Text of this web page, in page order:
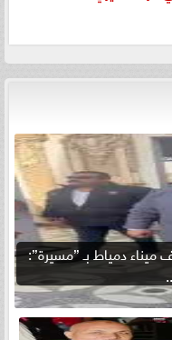
دمياط بـ ”مسيرة”: